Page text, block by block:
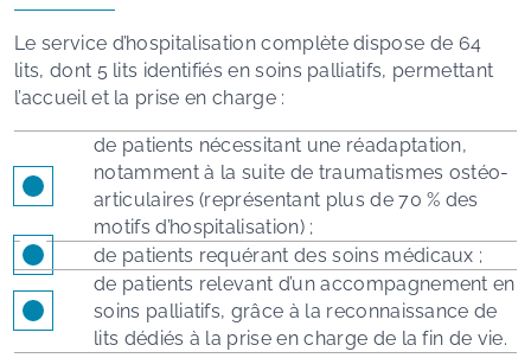
Le service d’hospitalisation complète dispose de 64
lits, dont 5 lits identifiés en soins palliatifs, permettant
l’accueil et la prise en charge :
de patients nécessitant une réadaptation,
notamment à la suite de traumatismes ostéo-
articulaires (représentant plus de 70 % des
motifs d’hospitalisation) ;
de patients requérant des soins médicaux ;
de patients relevant d’un accompagnement en
soins palliatifs, grâce à la reconnaissance de
lits dédiés à la prise en charge de la fin de vie.